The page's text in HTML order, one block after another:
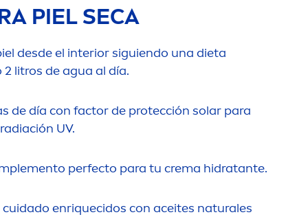
PIEL SECA
desde el interior siguiendo una dieta
litros de agua al día.
de día con factor de protección solar para
UV.
mento perfecto para tu crema hidratante.
enriquecidos con aceites naturales